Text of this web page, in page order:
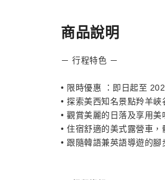
商品說明
－ 行程特色 －
• 限時優惠 ：即日起至
• 探索美西知名景點羚羊
• 觀賞美麗的日落及享用
• 住宿舒適的美式露營車
• 跟隨韓語兼英語導遊的